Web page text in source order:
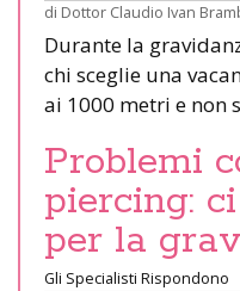
di Dottor Claudio Ivan
Durante la
chi sceglie una
ai 1000 metri e non
Problemi
piercing:
per la
Gli Specialisti Rispondono